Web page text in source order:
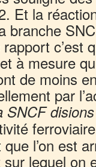
Et la
branche
c’est
à mesure
de moins
par
SNCF
l’on est
lequel on